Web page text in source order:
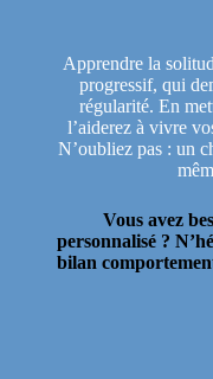
Apprendre la
progressif, qui
régularité. En
l’aiderez à vivre
N’oubliez pas : un
Vous avez
personnalisé ?
bilan